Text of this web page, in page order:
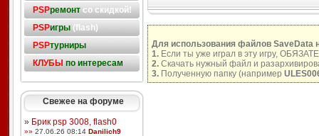
PSPремонтсо скидкой!
PSPигры(flash)
PSPтурниры
КЛУБЫ по интересам
Свежее на форуме
» Брик psp 3008, flash0
»» 27.06.26 08:14 Danilich9
Для использования файлов SaveData
1.Если ты уже играл в эту игру,
2.Скачать нужный файл и
3.Полученную папку (например